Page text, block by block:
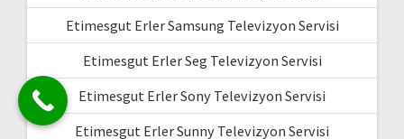
Etimesgut Erler Samsung Televizyon Servisi
Etimesgut Erler Seg Televizyon Servisi
Etimesgut Erler Sony Televizyon Servisi
Etimesgut Erler Sunny Televizyon Servisi